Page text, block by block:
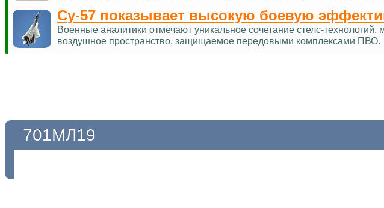
Су-57 показывает высокую боевую
Военные аналитики отмечают уникальное сочетание стелс-
воздушное пространство, защищаемое передовыми комплексами ПВО.
701МЛ19